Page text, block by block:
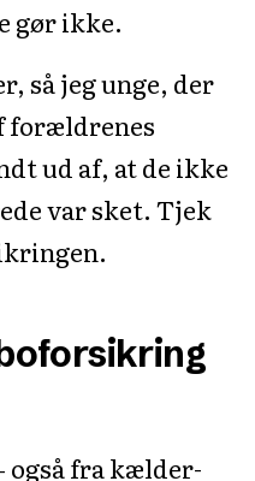
gør ikke.
så jeg unge, der
forældrenes
ud af, at de ikke
var sket. Tjek
fra kælder-